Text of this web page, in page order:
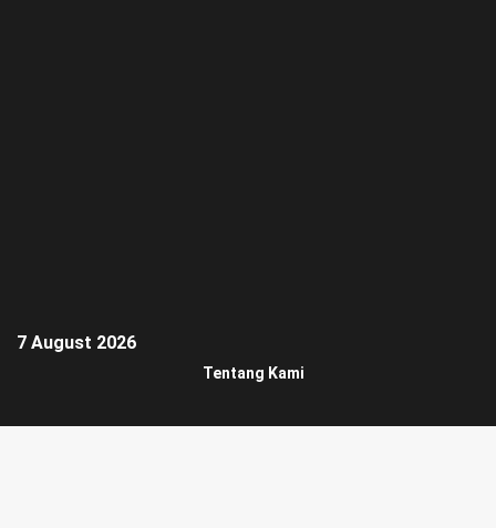
7 August 2026
Tentang Kami